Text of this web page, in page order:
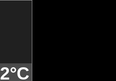
2°C